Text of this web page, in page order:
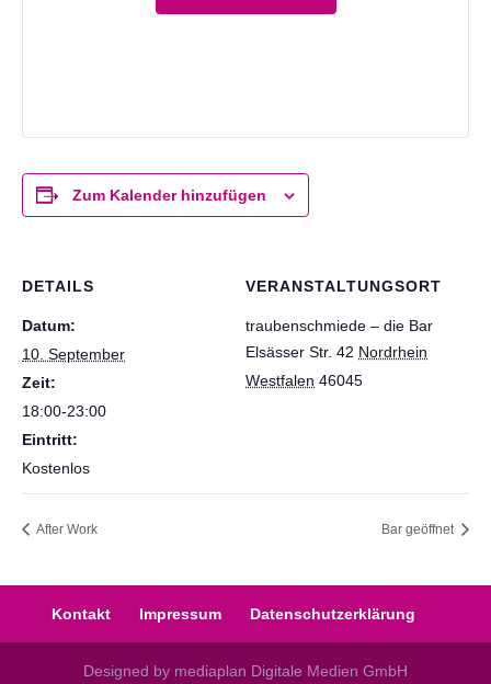
Zum Kalender hinzufügen
DETAILS
Datum:
10. September
Zeit:
18:00-23:00
Eintritt:
Kostenlos
VERANSTALTUNGSORT
traubenschmiede – die Bar
Elsässer Str. 42 Nordrhein
Westfalen 46045
After Work Bar geöffnet
Kontakt Impressum Datenschutzerklärung
Designed by mediaplan Digitale Medien GmbH